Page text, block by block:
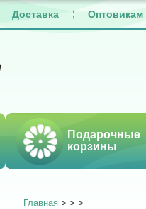
Доставка Оптовикам
Подарочные
корзины
Главная > > >